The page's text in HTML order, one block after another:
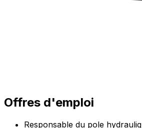
Offres d'emploi
Responsable du pole